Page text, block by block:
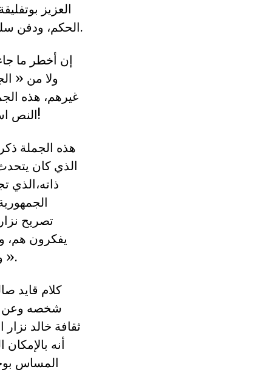
العزيز
الحكم، ودفن سلطة العصب والعصبيات والشبكات التي أوصلت الجزائر إلى مأزق تاريخي.
إن أخطر ما
ولا من «
غيرهم، هذه
النص استهداف لكل من لا يصفق لمسار لجنة يونس والانتخابات في أقرب الآجال!
هذه الجملة
الذي كان
ذاته،الذي
تصريح
يفكرون هم،
ومن « الإسلاميين الذين لفضهم صندوق الانتخاب واحتضنتهم مخابر النظام ».
كلام قايد
شخصه وعن
ثقافة خالد
أنه
المساس